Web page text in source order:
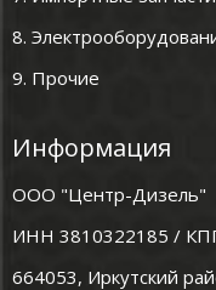
8.
9. Прочие
Информация
ООО "Центр-Дизель"
ИНН 3810322185 /
664053, Иркутский